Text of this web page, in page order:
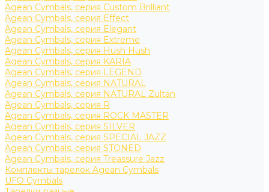
Agean Cymbals, серия Custom Brilliant
Agean Cymbals, серия Effect
Agean Cymbals, серия Elegant
Agean Cymbals, серия Extreme
Agean Cymbals, серия Hush Hush
Agean Cymbals, серия KARIA
Agean Cymbals, серия LEGEND
Agean Cymbals, серия NATURAL
Agean Cymbals, серия NATURAL Zultan
Agean Cymbals, серия R
Agean Cymbals, серия ROCK MASTER
Agean Cymbals, серия SILVER
Agean Cymbals, серия SPECIAL JAZZ
Agean Cymbals, серия STONED
Agean Cymbals, серия Treassure Jazz
Комплекты тарелок Agean Cymbals
UFO Cymbals